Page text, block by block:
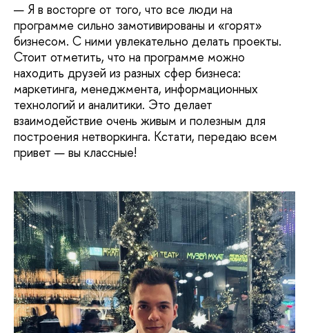
— Я в восторге от того, что все люди на
программе сильно замотивированы и «горят»
бизнесом. С ними увлекательно делать проекты.
Стоит отметить, что на программе можно
находить друзей из разных сфер бизнеса:
маркетинга, менеджмента, информационных
технологий и аналитики. Это делает
взаимодействие очень живым и полезным для
построения нетворкинга. Кстати, передаю всем
привет — вы классные!